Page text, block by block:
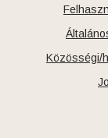
Közösségi/